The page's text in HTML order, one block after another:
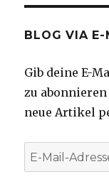
BLOG VIA E-
Gib deine E-
zu
neue Artikel
E-
Mail-